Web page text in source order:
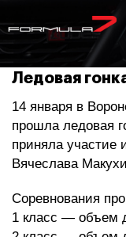
Ледовая
14 января в
прошла ледовая
приняла участие
Вячеслава
Соревнования
1 класс — объем